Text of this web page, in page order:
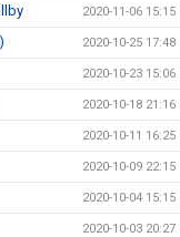
2020-11-06 15:15
2020-10-25 17:48
2020-10-23 15:06
2020-10-18 21:16
2020-10-11 16:25
2020-10-09 22:15
2020-10-04 15:15
2020-10-03 20:27